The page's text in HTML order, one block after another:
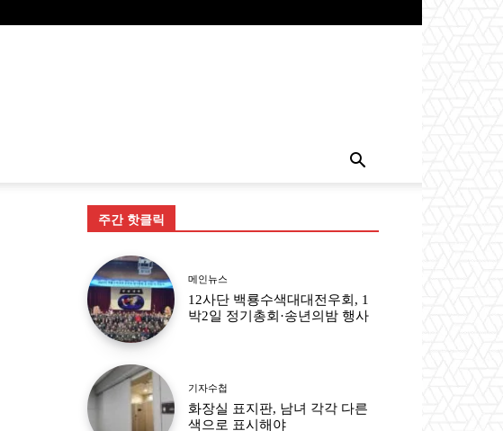
주간 핫클릭
메인뉴스
12사단 백룡수색대대전우회, 1
박2일 정기총회·송년의밤 행사
기자수첩
화장실 표지판, 남녀 각각 다른
색으로 표시해야